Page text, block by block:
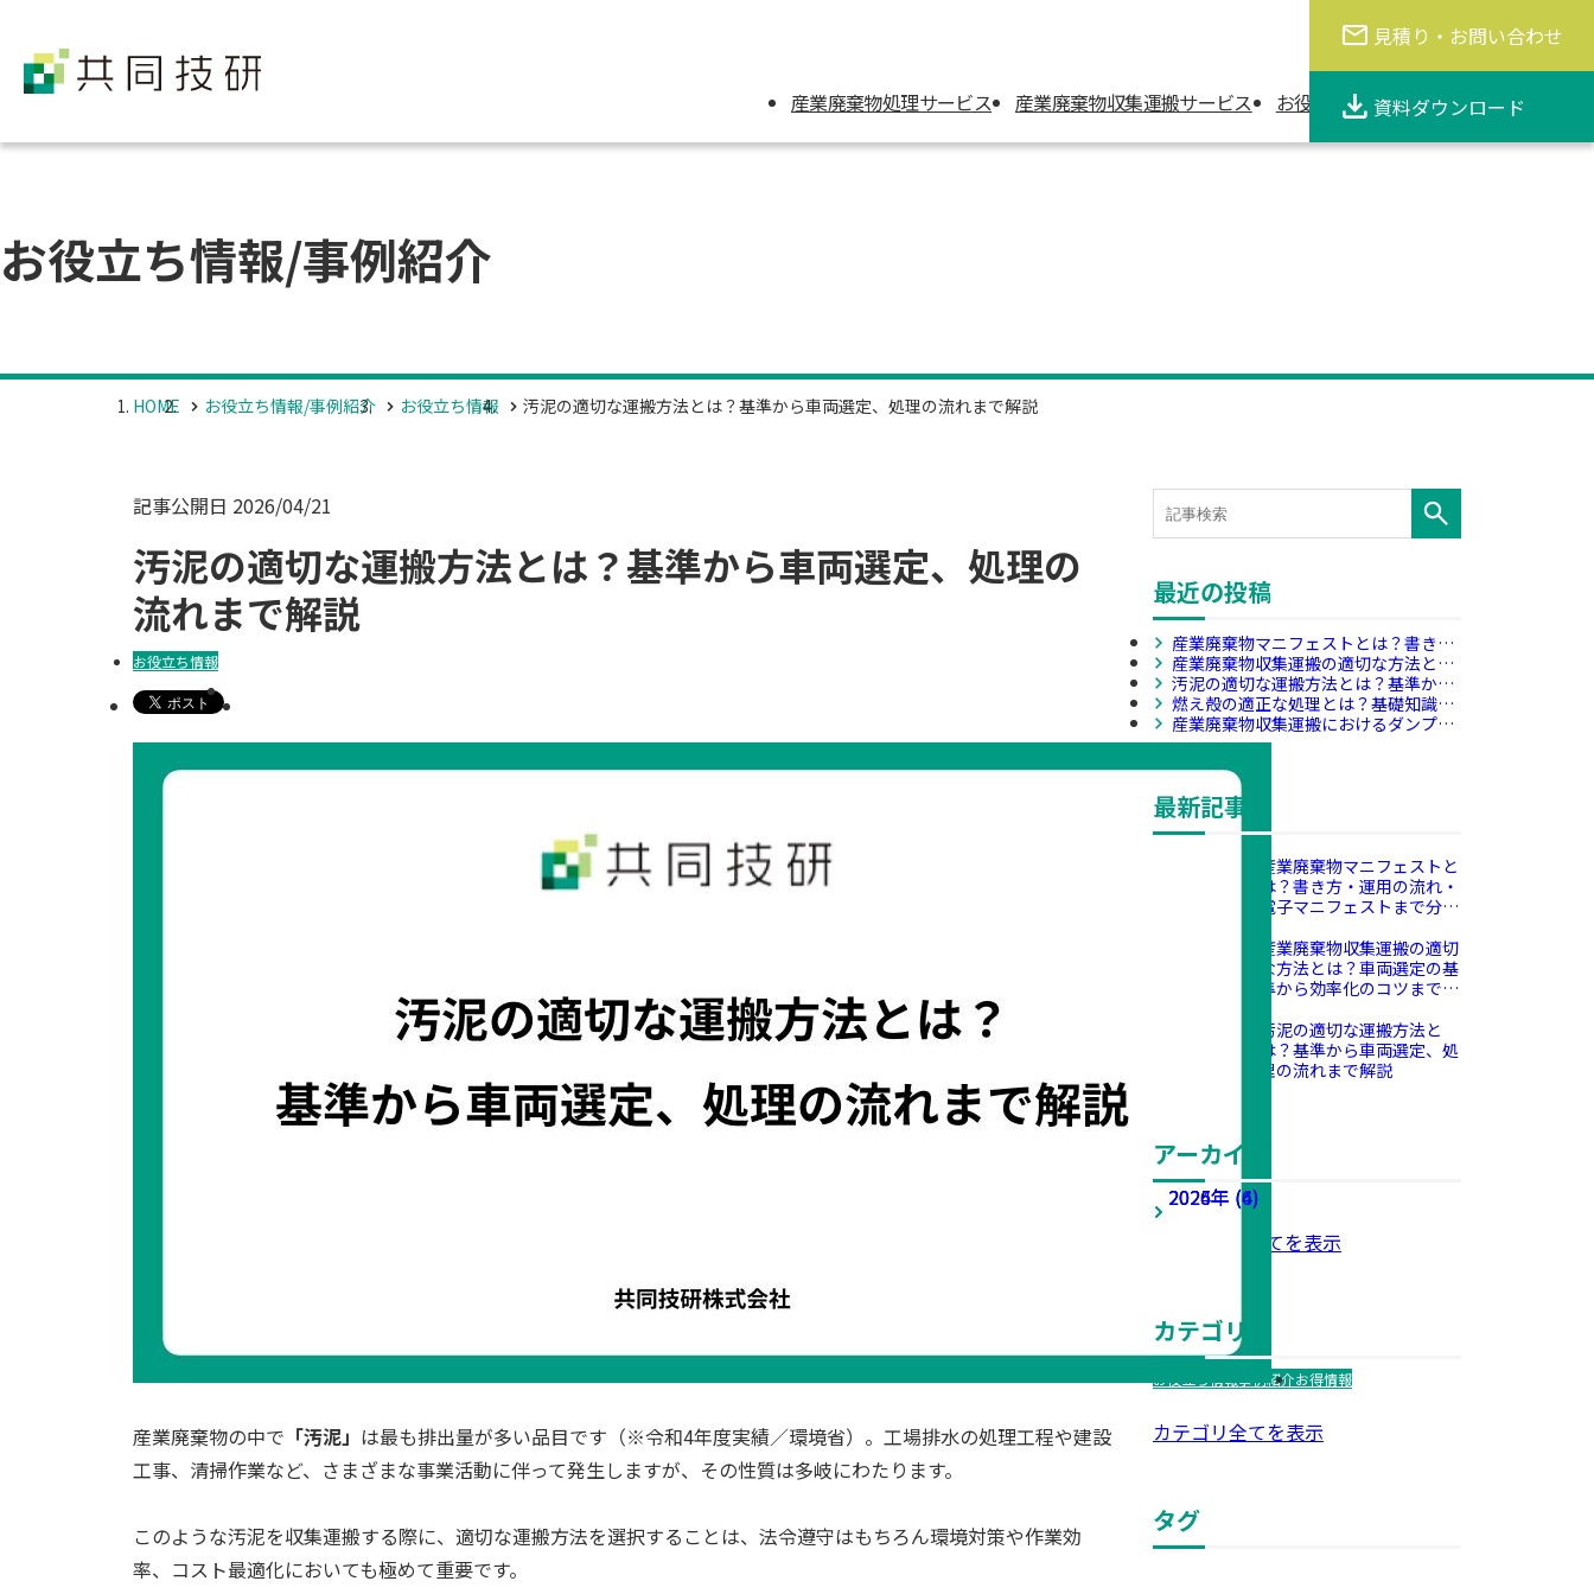
お知らせ 採用情報
産業廃棄物処理サービス 産業廃棄物収集運搬サービス お役立ち情報/事例紹介 会社情報
見積り・お問い合わせ
資料ダウンロード
お役立ち情報/事例紹介
HOME お役立ち情報/事例紹介 お役立ち情報 汚泥の適切な運搬方法とは？基準から車両選定、処理の流れまで解説
記事公開日 2026/04/21
汚泥の適切な運搬方法とは？基準から車両選定、処理の
流れまで解説
お役立ち情報
産業廃棄物の中で 「汚泥」 は最も排出量が多い品目です（※令和4年度実績／環境省）。工場排水の処理工程や建設
工事、清掃作業など、さまざまな事業活動に伴って発生しますが、その性質は多岐にわたります。
このような汚泥を収集運搬する際に、適切な運搬方法を選択することは、法令遵守はもちろん環境対策や作業効
率、コスト最適化においても極めて重要です。
最近の投稿
産業廃棄物マニフェストとは？書き
方・運用の流れ・電子マニフェストま
で分かりやすく解説
産業廃棄物収集運搬の適切な方法と
は？車両選定の基準から効率化のコツ
まで解説
汚泥の適切な運搬方法とは？基準から
車両選定、処理の流れまで解説
燃え殻の適正な処理とは？基礎知識か
ら業者選定のポイントまで解説
産業廃棄物収集運搬におけるダンプの
役割とは？種類別の特徴と効率化のポ
イントを解説
最新記事
産業廃棄物マニフェストと
は？書き方・運用の流れ・
電子マニフェストまで分か
産業廃棄物収集運搬の適切
な方法とは？車両選定の基
準から効率化のコツまで解
汚泥の適切な運搬方法と
は？基準から車両選定、処
理の流れまで解説
アーカイブ
2026年 (6)
2025年 (4)
2024年 (4)
アーカイブ全てを表示
カテゴリ
お役立ち情報事例紹介お得情報
カテゴリ全てを表示
タグ